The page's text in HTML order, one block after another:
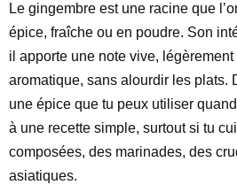
Le gingembre est une racine que
épice, fraîche ou en poudre. Son
il apporte une note vive,
aromatique, sans alourdir les plats.
une épice que tu peux utiliser
à une recette simple, surtout si tu
composées, des marinades, des
asiatiques.